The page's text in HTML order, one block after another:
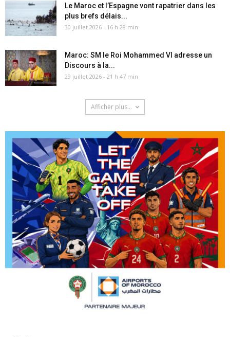
Le Maroc et l’Espagne vont rapatrier dans les
plus brefs délais...
30 juillet 2026 - 16 h 28 min
Maroc: SM le Roi Mohammed VI adresse un
Discours à la...
29 juillet 2026 - 21 h 47 min
Afficher plus...